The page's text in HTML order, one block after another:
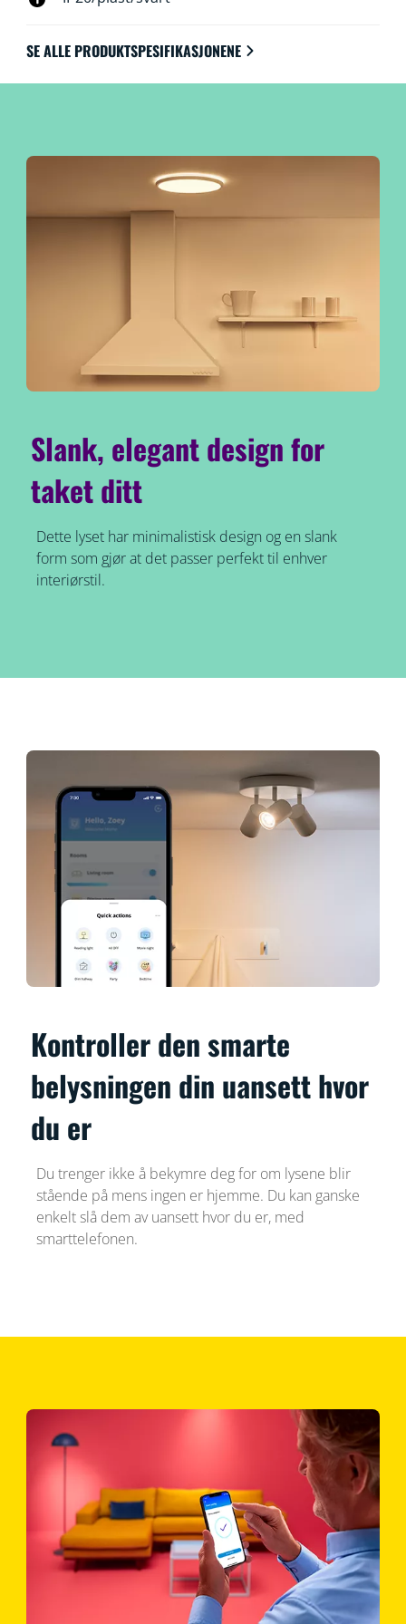
via Wi-Fi med WiZ-appen, WiZ-fjernkontrollen eller
SE ALLE PRODUKTSPESIFIKASJONENE
Slank, elegant design for
taket ditt
Dette lyset har minimalistisk design og en slank
form som gjør at det passer perfekt til enhver
interiørstil.
Kontroller den smarte
belysningen din uansett hvor
du er
Du trenger ikke å bekymre deg for om lysene blir
stående på mens ingen er hjemme. Du kan ganske
enkelt slå dem av uansett hvor du er, med
smarttelefonen.